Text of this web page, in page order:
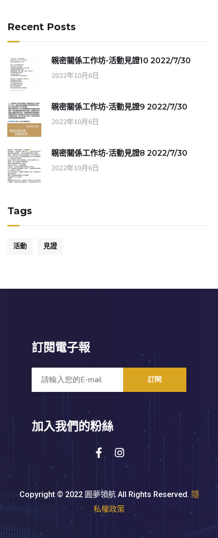
Recent Posts
親密關係工作坊-活動見證10 2022/7/30
2022年10月6日
親密關係工作坊-活動見證9 2022/7/30
2022年10月6日
親密關係工作坊-活動見證8 2022/7/30
2022年10月6日
Tags
活動 見證
訂閱電子報
訂閱
加入我們的粉絲
Copyright © 2022 圓夢領航 All Rights Reserved. 隱
私權政策